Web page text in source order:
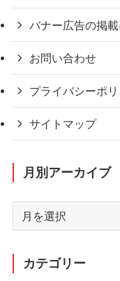
バナー広告の掲
お問い合わせ
プライバシーポ
サイトマップ
月別アーカイブ
カテゴリー